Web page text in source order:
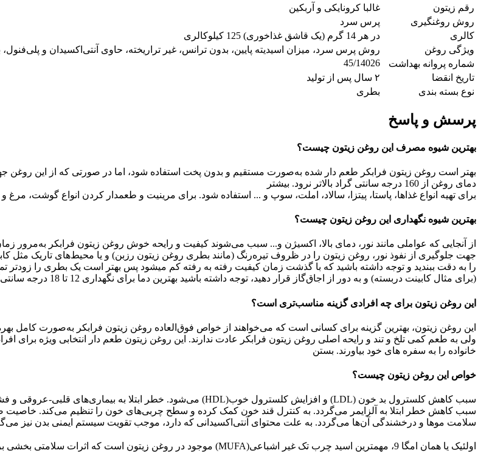
رقم زیتون
غالبا کرونایکی و آربکین
روش روغنگیری
پرس سرد
کالری
در هر 14 گرم (یک قاشق غذاخوری) 125 کیلوکالری
ویژگی روغن
روش پرس سرد، میزان اسیدیته پایین، بدون ترانس، غیر تراریخته، حاوی آنتی‌اکسیدان و
شماره پروانه بهداشت
45/14026
تاریخ انقضا
۲ سال پس از تولید
نوع بسته بندی
بطری
پرسش و پاسخ
بهترین شیوه مصرف این روغن زیتون چیست؟
بهتر است روغن زیتون فرابکر طعم دار شده به‌صورت مستقیم و بدون پخت استفاده شود، اما در صورتی که از این روغن
دمای روغن از 160 درجه سانتی گراد بالاتر نرود.
بیشتر
برای تهیه انواع غذاها، پاستا، پیتزا، سالاد، املت، سوپ و ... استفاده شود. برای مرینیت و طعم‏دار کردن انواع گوشت، مرغ
بهترین شیوه نگهداری این روغن زیتون چیست؟
از آنجایی‌ که عواملی مانند نور، دمای بالا، اکسیژن و... سبب می‌شوند کیفیت و رایحه خوش روغن زیتون فرابکر به‌مرور
جهت جلوگیری از نفوذ نور، روغن زیتون را در ظروف تیره‌رنگ (مانند بطری روغن زیتون رزبن) و یا محیط‌های تاریک مثل
را به دقت ببندید و توجه داشته باشید که با گذشت زمان کیفیت رفته به رفته کم میشود پس بهتر است یک بطری را زودتر
(برای مثال کابینت دربسته) و به دور از اجاق‌گاز قرار دهید، توجه داشته باشید بهترین دما برای نگهداری 12 تا 18 درجه سانتی‌گراد است پس روغن را در یخچال نگهداری نکنید.
این روغن زیتون برای چه افرادی گزینه مناسب‌تری است؟
این روغن زیتون، بهترین گزینه برای کسانی است که می‌خواهند از خواص فوق‌العاده روغن زیتون فرابکر به‌صورت کامل
خانواده را به سفره های خود بیاورند. بستن
خواص این روغن زیتون چیست؟
سبب کاهش کلسترول بد خون (LDL) و افزایش کلسترول خوب(HDL) می‌شود. خطر ابتلا به بیماری‌های قلبی-عروقی و فشارخون را کاهش می‌دهد. سلامت مغز، تمرکز و حافظه را بهبود می‌بخشد.
سبب کاهش خطر ابتلا به آلزایمر می‌گردد. به کنترل قند خون کمک کرده و سطح چربی‌های خون را تنظیم می‌کند. خاصیت
سلامت موها و درخشندگی آن‌ها می‌گردد. به علت محتوای آنتی‌اکسیدانی که دارد، موجب تقویت سیستم ایمنی بدن نیز
اولئیک یا همان امگا 9، مهم‏ترین اسید چرب تک غیر اشباعی(MUFA) موجود در روغن زیتون است که اثرات سلامتی بخشی بر بدن ‎دارد.